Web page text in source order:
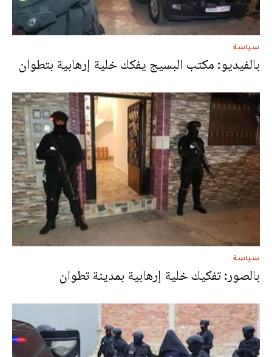
سياسة
بالفيديو: مكتب البسيج يفكك خلية إرهابية بتطوان
سياسة
بالصور: تفكيك خلية إرهابية بمدينة تطوان